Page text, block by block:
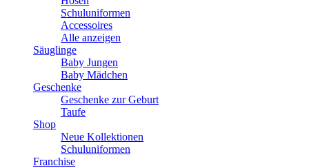
Schuluniformen
Accessoires
Alle anzeigen
Säuglinge
Baby Jungen
Baby Mädchen
Geschenke
Geschenke zur Geburt
Taufe
Shop
Neue Kollektionen
Schuluniformen
Franchise